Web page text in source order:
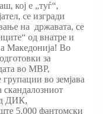
кој е „туѓ“,
се изгради
на државата, се
од внатре и
Македонија! Во
за
во МВР,
во земјава
скандалозниот
ДИК,
5.000 фантомски